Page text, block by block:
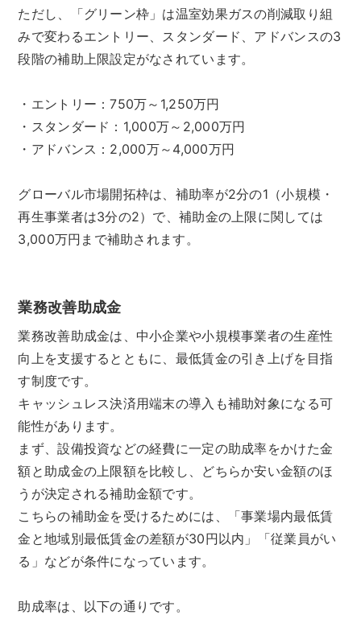
ただし、「グリーン枠」は温室効果ガスの削減取り組
みで変わるエントリー、スタンダード、アドバンスの3
段階の補助上限設定がなされています。
・エントリー：750万～1,250万円
・スタンダード：1,000万～2,000万円
・アドバンス：2,000万～4,000万円
グローバル市場開拓枠は、補助率が2分の1（小規模・
再生事業者は3分の2）で、補助金の上限に関しては
3,000万円まで補助されます。
業務改善助成金
業務改善助成金は、中小企業や小規模事業者の生産性
向上を支援するとともに、最低賃金の引き上げを目指
す制度です。
キャッシュレス決済用端末の導入も補助対象になる可
能性があります。
まず、設備投資などの経費に一定の助成率をかけた金
額と助成金の上限額を比較し、どちらか安い金額のほ
うが決定される補助金額です。
こちらの補助金を受けるためには、「事業場内最低賃
金と地域別最低賃金の差額が30円以内」「従業員がい
る」などが条件になっています。
助成率は、以下の通りです。